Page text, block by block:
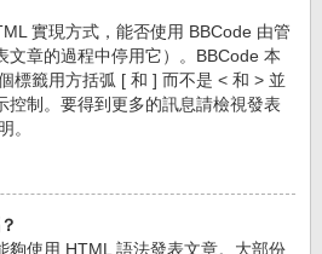
實現方式，能否使用 BBCode 由管
文章的過程中停用它）。BBCode 本
標籤用方括弧 [ 和 ] 而不是 < 和 > 並
控制。要得到更多的訊息請檢視發表
。
夠使用 HTML 語法發表文章。大部份